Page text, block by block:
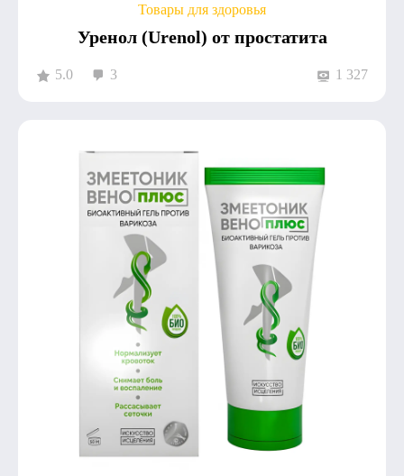
Товары для здоровья
Уренол (Urenol) от простатита
5.0 3 1 327